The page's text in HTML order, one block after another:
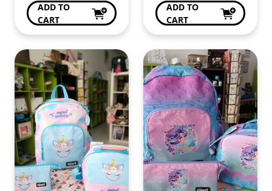
ADD TO
CART
ADD TO
CART